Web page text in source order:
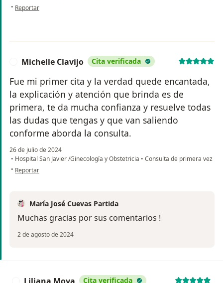
• en opinión del usuario Andrea Sahagun
Reportar
Michelle Clavijo Cita verificada
Fue mi primer cita y la verdad quede encantada,
la explicación y atención que brinda es de
primera, te da mucha confianza y resuelve todas
las dudas que tengas y que van saliendo
conforme aborda la consulta.
26 de julio de 2024
• Hospital San Javier /Ginecología y Obstetricia • Consulta de primera vez
• en opinión del usuario Michelle Clavijo
Reportar
María José Cuevas Partida
Muchas gracias por sus comentarios !
2 de agosto de 2024
Cita verificada